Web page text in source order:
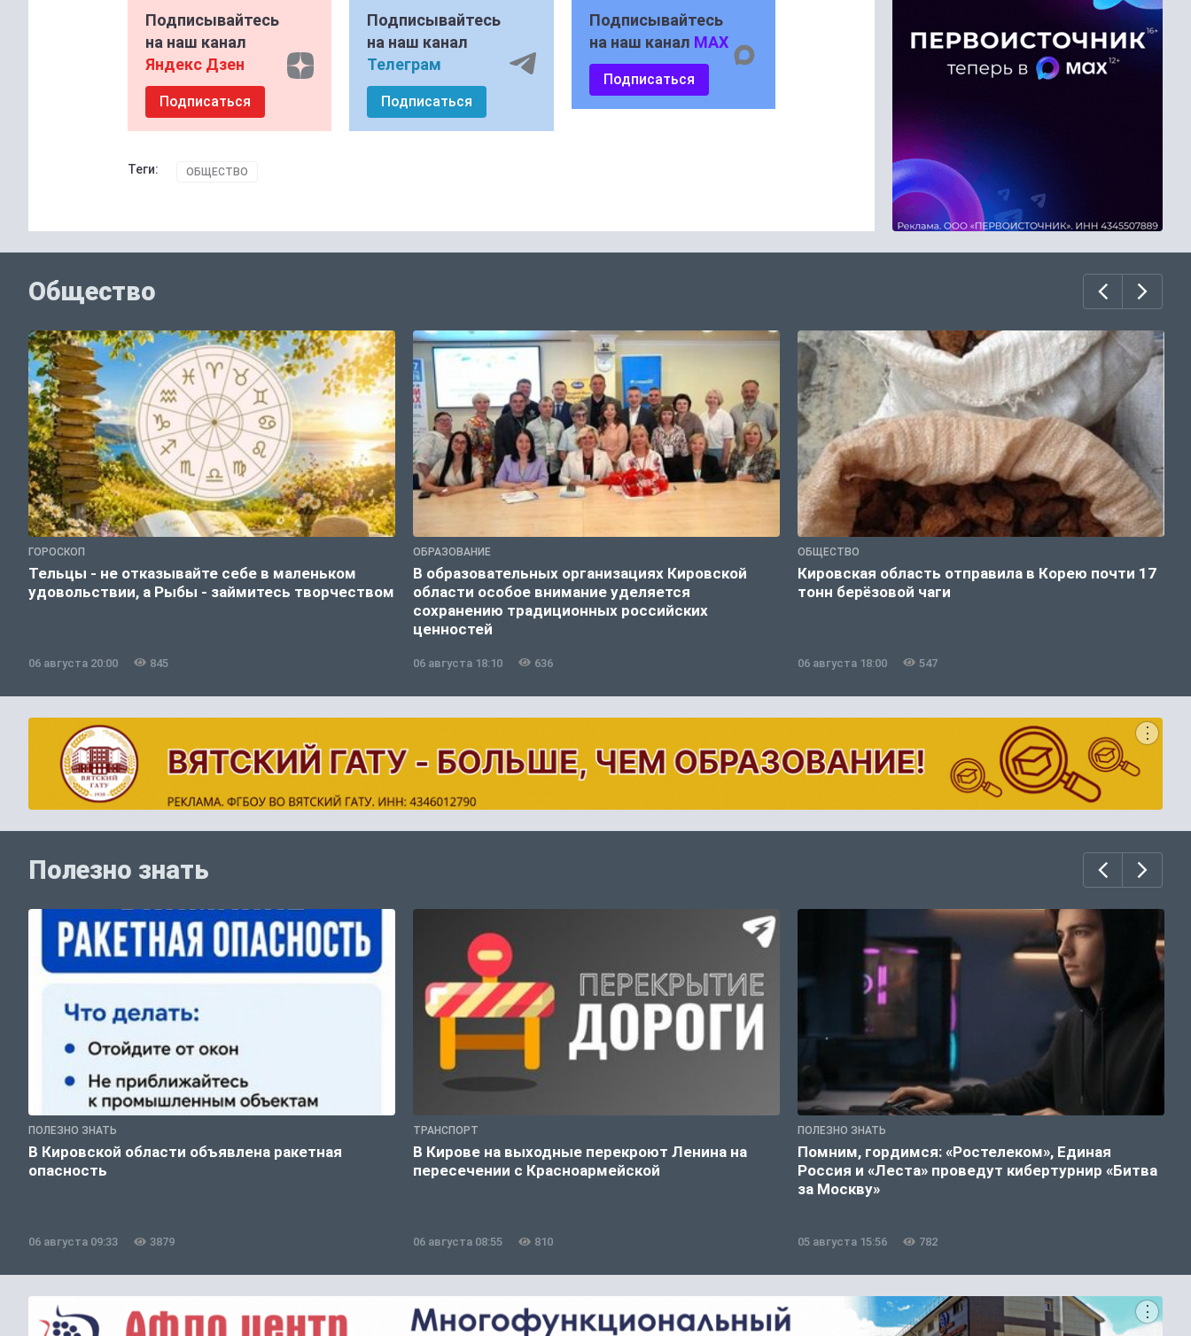
Подписывайтесь
на наш канал
Яндекс Дзен
Подписаться
Подписывайтесь
на наш канал
Телеграм
Подписаться
Подписывайтесь
на наш канал MAX
Подписаться
Теги: ОБЩЕСТВО
Общество
ГОРОСКОП
Тельцы - не отказывайте себе в маленьком
удовольствии, а Рыбы - займитесь творчеством
06 августа 20:00 845
ОБРАЗОВАНИЕ
В образовательных организациях Кировской
области особое внимание уделяется
сохранению традиционных российских
ценностей
06 августа 18:10 636
ОБЩЕСТВО
Кировская область отправила в Корею почти 17
тонн берёзовой чаги
06 августа 18:00 547
Полезно знать
ПОЛЕЗНО ЗНАТЬ
В Кировской области объявлена ракетная
опасность
06 августа 09:33 3879
ТРАНСПОРТ
В Кирове на выходные перекроют Ленина на
пересечении с Красноармейской
06 августа 08:55 810
ПОЛЕЗНО ЗНАТЬ
Помним, гордимся: «Ростелеком», Единая
Россия и «Леста» проведут кибертурнир «Битва
за Москву»
05 августа 15:56 782